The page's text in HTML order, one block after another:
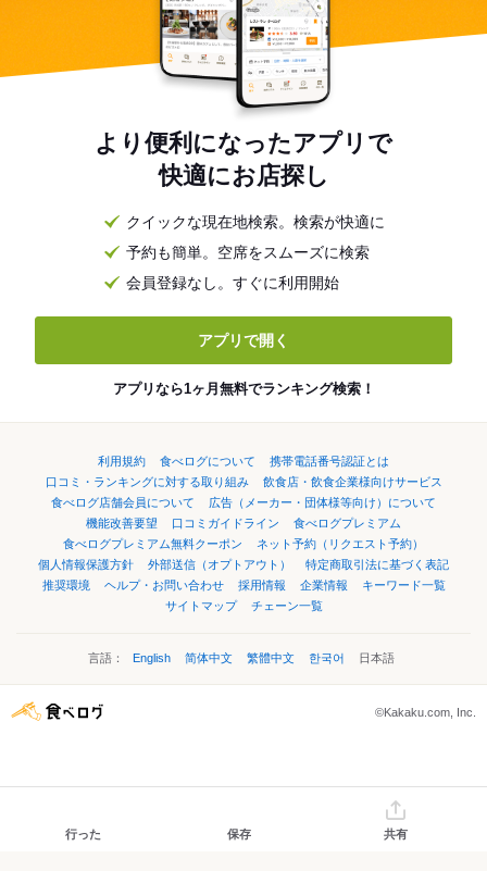
より便利になったアプリで
快適にお店探し
クイックな現在地検索。検索が快適に
予約も簡単。空席をスムーズに検索
会員登録なし。すぐに利用開始
アプリで開く
アプリなら1ヶ月無料でランキング検索！
利用規約 食べログについて
携帯電話番号認証とは
口コミ・ランキングに対する取り組み
飲食店・飲食企業様向けサービス
食べログ店舗会員について
広告（メーカー・団体様等向け）について
機能改善要望
口コミガイドライン
食べログプレミアム
食べログプレミアム無料クーポン
ネット予約（リクエスト予約）
個人情報保護方針
外部送信（オプトアウト）
特定商取引法に基づく表記
推奨環境
ヘルプ・お問い合わせ 採用情報 企業情報
キーワード一覧
サイトマップ
チェーン一覧
言語： English 简体中文 繁體中文 한국어 日本語
©Kakaku.com, Inc.
行った 保存 共有